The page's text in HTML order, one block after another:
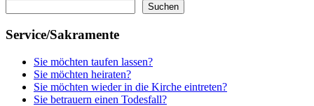
Suchen
Service/Sakramente
Sie möchten taufen lassen?
Sie möchten heiraten?
Sie möchten wieder in die Kirche eintreten?
Sie betrauern einen Todesfall?